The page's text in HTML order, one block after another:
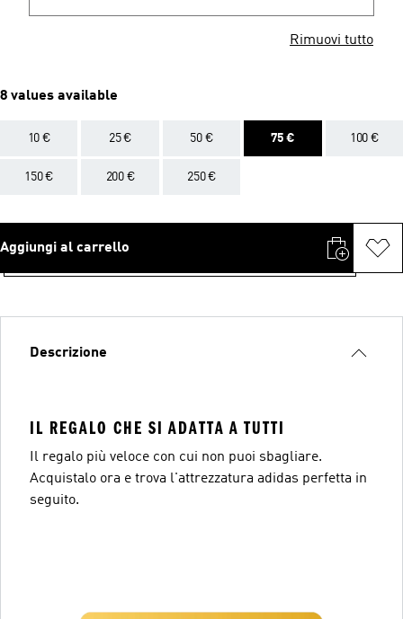
Rimuovi tutto
8 values available
10 € 25 € 50 € 75 € 100 €
150 € 200 € 250 €
Aggiungi al carrello
Descrizione
IL REGALO CHE SI ADATTA A TUTTI
Il regalo più veloce con cui non puoi sbagliare.
Acquistalo ora e trova l'attrezzatura adidas perfetta in
seguito.